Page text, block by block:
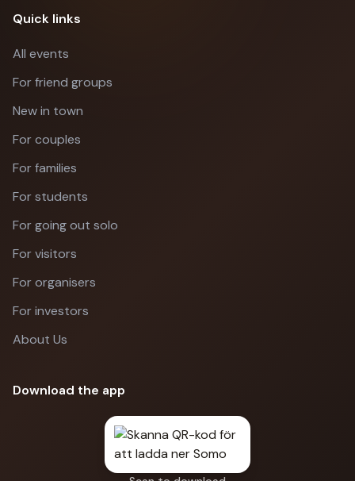
Quick links
All events
For friend groups
New in town
For couples
For families
For students
For going out solo
For visitors
For organisers
For investors
About Us
Download the app